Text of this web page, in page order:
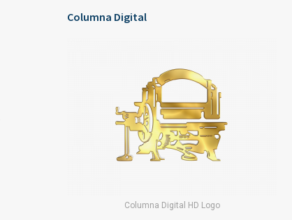
Columna Digital
Columna Digital HD Logo